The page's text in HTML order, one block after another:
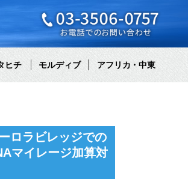
ヒチ モルディブ アフリカ・中東
ロラビレッジでの
マイレージ加算対